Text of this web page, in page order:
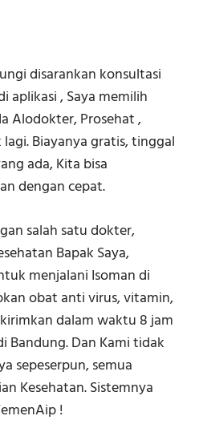
disarankan konsultasi
aplikasi , Saya memilih
Alodokter, Prosehat ,
Biayanya gratis, tinggal
ada, Kita bisa
dengan cepat.
salah satu dokter,
Bapak Saya,
menjalani Isoman di
obat anti virus, vitamin,
dalam waktu 8 jam
Bandung. Dan Kami tidak
sepeserpun, semua
Kesehatan. Sistemnya
!